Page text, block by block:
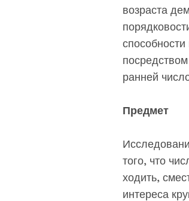
возраста
ранней
Предмет
того, что
ходить,
интереса